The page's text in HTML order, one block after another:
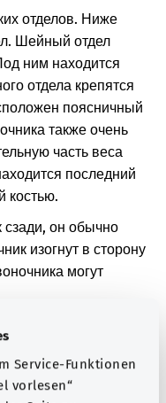
Service-Funktionen
vorlesen“
отделов. Ниже
Шейный отдел
ним находится
отдела крепятся
поясничный
также очень
часть веса
последний
костью.
сзади, он обычно
изогнут в сторону
могут
к шейному
грудной клетки